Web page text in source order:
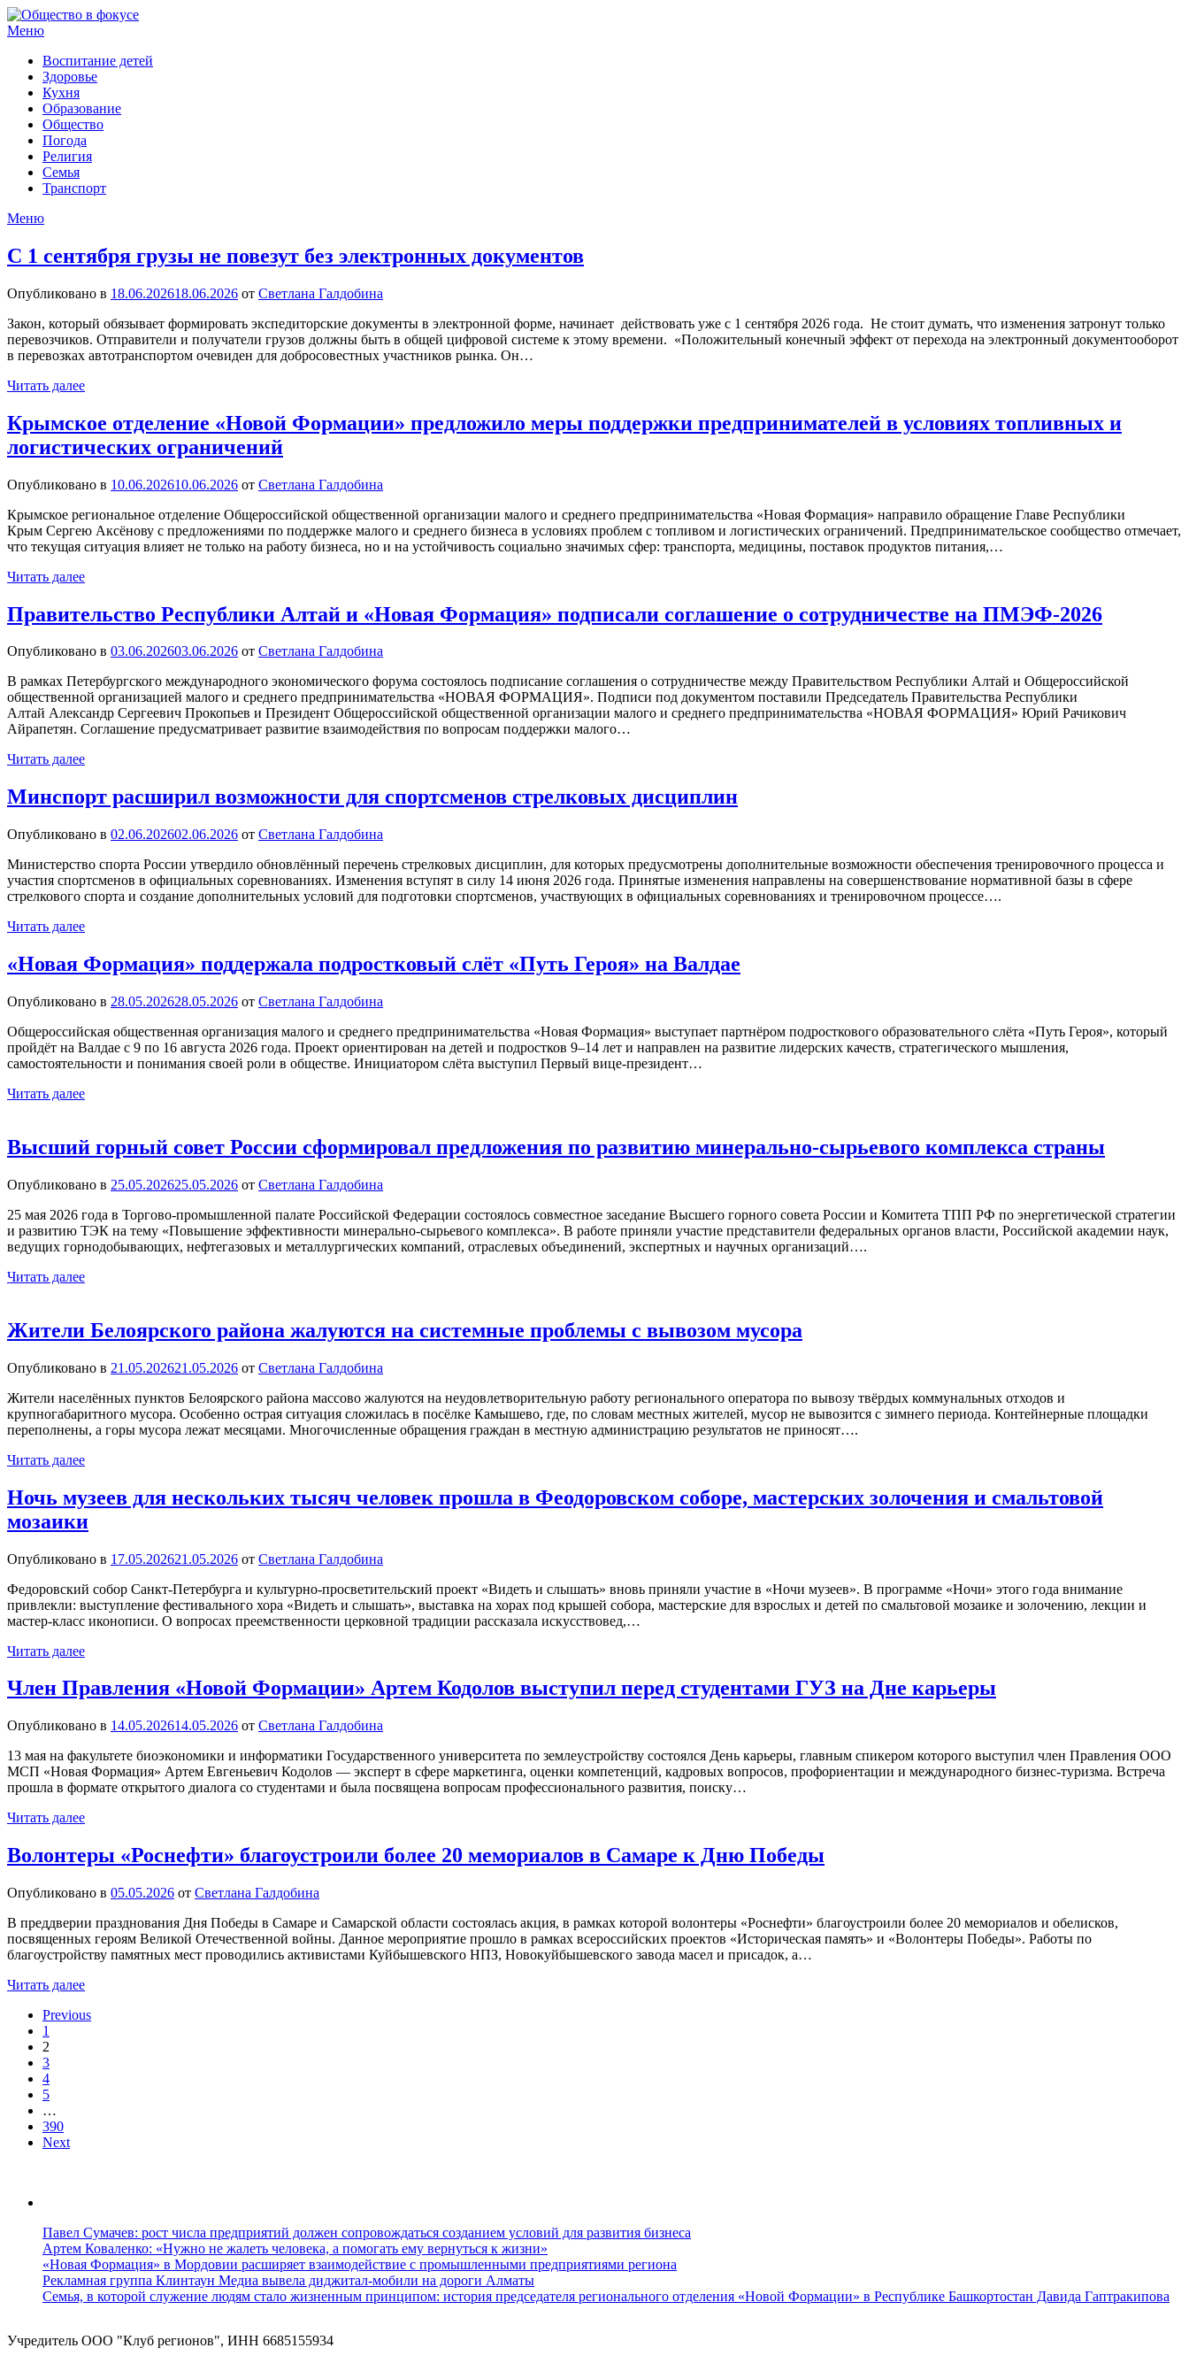
Перейти
к
Меню
Воспитание детей
Здоровье
Кухня
Образование
Общество
Погода
Религия
Семья
Транспорт
Меню
С 1 сентября грузы не повезут без электронных документов
Опубликовано в 18.06.202618.06.2026 от Светлана Галдобина
Закон, который обязывает формировать экспедиторские документы в электронной форме, начинает действовать уже с 1 сентября 2026 года. Не стоит думать, что изменения затронут только
перевозчиков. Отправители и получатели грузов должны быть в общей цифровой системе к этому времени. «Положительный конечный эффект от перехода на электронный документооборот
в перевозках автотранспортом очевиден для добросовестных участников рынка. Он…
Читать далее
Крымское отделение «Новой Формации» предложило меры поддержки предпринимателей в условиях топливных и
логистических ограничений
Опубликовано в 10.06.202610.06.2026 от Светлана Галдобина
Крымское региональное отделение Общероссийской общественной организации малого и среднего предпринимательства «Новая Формация» направило обращение Главе Республики
Крым Сергею Аксёнову с предложениями по поддержке малого и среднего бизнеса в условиях проблем с топливом и логистических ограничений. Предпринимательское сообщество отмечает,
что текущая ситуация влияет не только на работу бизнеса, но и на устойчивость социально значимых сфер: транспорта, медицины, поставок продуктов питания,…
Читать далее
Правительство Республики Алтай и «Новая Формация» подписали соглашение о сотрудничестве на ПМЭФ-2026
Опубликовано в 03.06.202603.06.2026 от Светлана Галдобина
В рамках Петербургского международного экономического форума состоялось подписание соглашения о сотрудничестве между Правительством Республики Алтай и Общероссийской
общественной организацией малого и среднего предпринимательства «НОВАЯ ФОРМАЦИЯ». Подписи под документом поставили Председатель Правительства Республики
Алтай Александр Сергеевич Прокопьев и Президент Общероссийской общественной организации малого и среднего предпринимательства «НОВАЯ ФОРМАЦИЯ» Юрий Рачикович
Айрапетян. Соглашение предусматривает развитие взаимодействия по вопросам поддержки малого…
Читать далее
Минспорт расширил возможности для спортсменов стрелковых дисциплин
Опубликовано в 02.06.202602.06.2026 от Светлана Галдобина
Министерство спорта России утвердило обновлённый перечень стрелковых дисциплин, для которых предусмотрены дополнительные возможности обеспечения тренировочного процесса и
участия спортсменов в официальных соревнованиях. Изменения вступят в силу 14 июня 2026 года. Принятые изменения направлены на совершенствование нормативной базы в сфере
стрелкового спорта и создание дополнительных условий для подготовки спортсменов, участвующих в официальных соревнованиях и тренировочном процессе….
Читать далее
«Новая Формация» поддержала подростковый слёт «Путь Героя» на Валдае
Опубликовано в 28.05.202628.05.2026 от Светлана Галдобина
Общероссийская общественная организация малого и среднего предпринимательства «Новая Формация» выступает партнёром подросткового образовательного слёта «Путь Героя», который
пройдёт на Валдае с 9 по 16 августа 2026 года. Проект ориентирован на детей и подростков 9–14 лет и направлен на развитие лидерских качеств, стратегического мышления,
самостоятельности и понимания своей роли в обществе. Инициатором слёта выступил Первый вице-президент…
Читать далее
Высший горный совет России сформировал предложения по развитию минерально-сырьевого комплекса страны
Опубликовано в 25.05.202625.05.2026 от Светлана Галдобина
25 мая 2026 года в Торгово-промышленной палате Российской Федерации состоялось совместное заседание Высшего горного совета России и Комитета ТПП РФ по энергетической стратегии
и развитию ТЭК на тему «Повышение эффективности минерально-сырьевого комплекса». В работе приняли участие представители федеральных органов власти, Российской академии наук,
ведущих горнодобывающих, нефтегазовых и металлургических компаний, отраслевых объединений, экспертных и научных организаций….
Читать далее
Жители Белоярского района жалуются на системные проблемы с вывозом мусора
Опубликовано в 21.05.202621.05.2026 от Светлана Галдобина
Жители населённых пунктов Белоярского района массово жалуются на неудовлетворительную работу регионального оператора по вывозу твёрдых коммунальных отходов и
крупногабаритного мусора. Особенно острая ситуация сложилась в посёлке Камышево, где, по словам местных жителей, мусор не вывозится с зимнего периода. Контейнерные площадки
переполнены, а горы мусора лежат месяцами. Многочисленные обращения граждан в местную администрацию результатов не приносят….
Читать далее
Ночь музеев для нескольких тысяч человек прошла в Феодоровском соборе, мастерских золочения и смальтовой
мозаики
Опубликовано в 17.05.202621.05.2026 от Светлана Галдобина
Федоровский собор Санкт-Петербурга и культурно-просветительский проект «Видеть и слышать» вновь приняли участие в «Ночи музеев». В программе «Ночи» этого года внимание
привлекли: выступление фестивального хора «Видеть и слышать», выставка на хорах под крышей собора, мастерские для взрослых и детей по смальтовой мозаике и золочению, лекции и
мастер-класс иконописи. О вопросах преемственности церковной традиции рассказала искусствовед,…
Читать далее
Член Правления «Новой Формации» Артем Кодолов выступил перед студентами ГУЗ на Дне карьеры
Опубликовано в 14.05.202614.05.2026 от Светлана Галдобина
13 мая на факультете биоэкономики и информатики Государственного университета по землеустройству состоялся День карьеры, главным спикером которого выступил член Правления ООО
МСП «Новая Формация» Артем Евгеньевич Кодолов — эксперт в сфере маркетинга, оценки компетенций, кадровых вопросов, профориентации и международного бизнес-туризма. Встреча
прошла в формате открытого диалога со студентами и была посвящена вопросам профессионального развития, поиску…
Читать далее
Волонтеры «Роснефти» благоустроили более 20 мемориалов в Самаре к Дню Победы
Опубликовано в 05.05.2026 от Светлана Галдобина
В преддверии празднования Дня Победы в Самаре и Самарской области состоялась акция, в рамках которой волонтеры «Роснефти» благоустроили более 20 мемориалов и обелисков,
посвященных героям Великой Отечественной войны. Данное мероприятие прошло в рамках всероссийских проектов «Историческая память» и «Волонтеры Победы». Работы по
благоустройству памятных мест проводились активистами Куйбышевского НПЗ, Новокуйбышевского завода масел и присадок, а…
Читать далее
Previous
1
2
3
4
5
…
390
Next
Павел Сумачев: рост числа предприятий должен сопровождаться созданием условий для развития бизнеса
Артем Коваленко: «Нужно не жалеть человека, а помогать ему вернуться к жизни»
«Новая Формация» в Мордовии расширяет взаимодействие с промышленными предприятиями региона
Рекламная группа Клинтаун Медиа вывела диджитал-мобили на дороги Алматы
Семья, в которой служение людям стало жизненным принципом: история председателя регионального отделения «Новой Формации» в Республике Башкортостан Давида Гаптракипова
Учредитель ООО "Клуб регионов", ИНН 6685155934